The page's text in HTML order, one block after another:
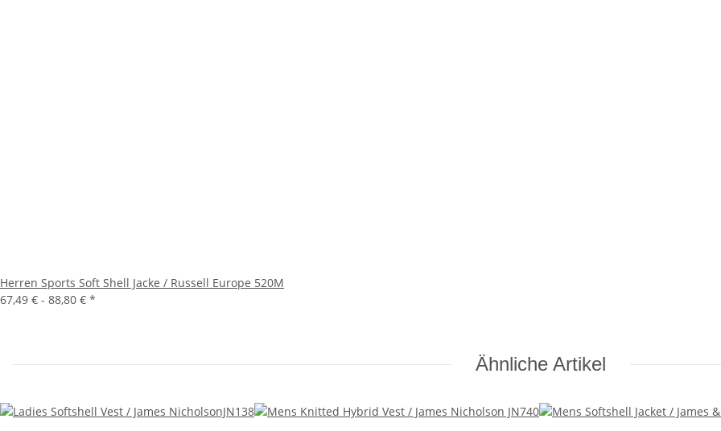
Herren Sports Soft Shell Jacke / Russell Europe 520M
67,49 € - 88,80 € *
Ähnliche Artikel